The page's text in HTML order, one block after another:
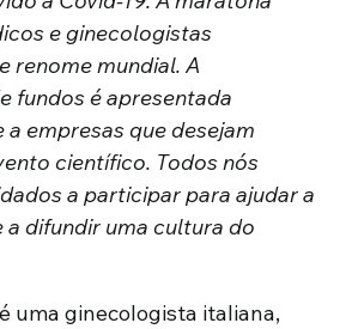
e ginecologistas
renome mundial. A
fundos é apresentada
empresas que desejam
científico. Todos nós
a participar para ajudar a
a difundir uma cultura do
uma ginecologista italiana,